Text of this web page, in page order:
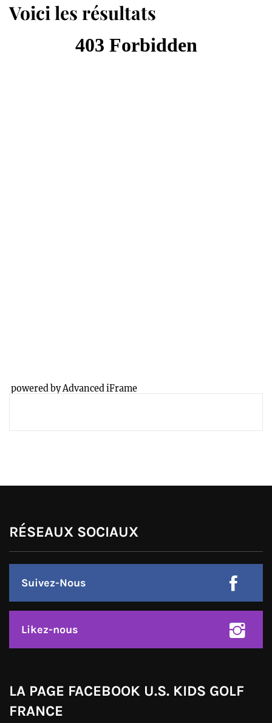
Voici les résultats
powered by Advanced iFrame
RÉSEAUX SOCIAUX
Suivez-Nous
Likez-nous
LA PAGE FACEBOOK U.S. KIDS GOLF
FRANCE